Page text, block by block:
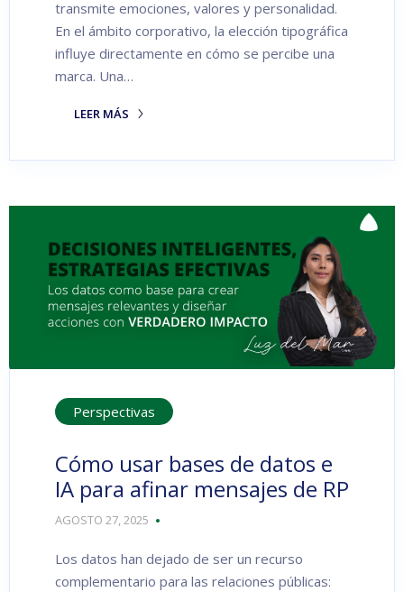
transmite emociones, valores y personalidad.
En el ámbito corporativo, la elección tipográfica
influye directamente en cómo se percibe una
marca. Una…
LEER MÁS
Perspectivas
Cómo usar bases de datos e
IA para afinar mensajes de RP
AGOSTO 27, 2025
Los datos han dejado de ser un recurso
complementario para las relaciones públicas: